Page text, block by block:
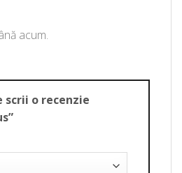
acum.
scrii o recenzie